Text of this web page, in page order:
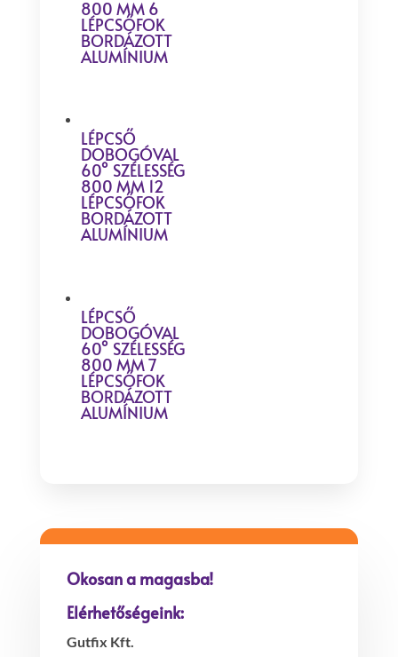
800 MM 6
LÉPCSŐFOK
BORDÁZOTT
ALUMÍNIUM
LÉPCSŐ
DOBOGÓVAL
60° SZÉLESSÉG
800 MM 12
LÉPCSŐFOK
BORDÁZOTT
ALUMÍNIUM
LÉPCSŐ
DOBOGÓVAL
60° SZÉLESSÉG
800 MM 7
LÉPCSŐFOK
BORDÁZOTT
ALUMÍNIUM
Okosan a magasba!
Elérhetőségeink:
Gutfix Kft.